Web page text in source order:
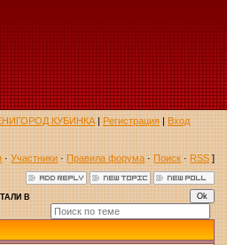
КУБИНКА|Регистрация|Вход
·Участники·Правила форума·Поиск·RSS]
В